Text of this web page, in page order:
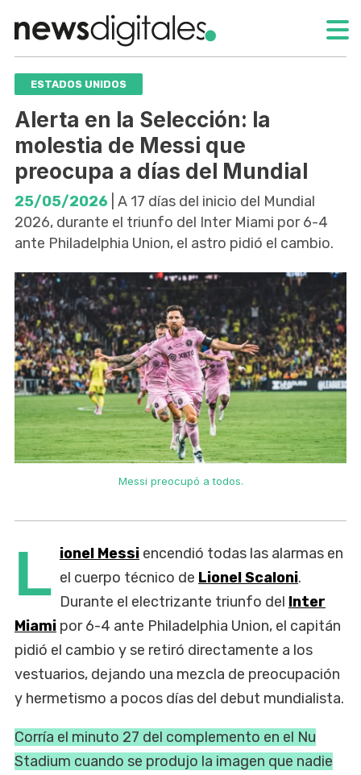
ESTADOS UNIDOS
Alerta en la Selección: la
molestia de Messi que
preocupa a días del Mundial
25/05/2026 | A 17 días del inicio del Mundial
2026, durante el triunfo del Inter Miami por 6-4
ante Philadelphia Union, el astro pidió el cambio.
Messi preocupó a todos.
L ionel Messi encendió todas las alarmas en
el cuerpo técnico de Lionel Scaloni.
Durante el electrizante triunfo del Inter
Miami por 6-4 ante Philadelphia Union, el capitán
pidió el cambio y se retiró directamente a los
vestuarios, dejando una mezcla de preocupación
y hermetismo a pocos días del debut mundialista.
Corría el minuto 27 del complemento en el Nu
Stadium cuando se produjo la imagen que nadie